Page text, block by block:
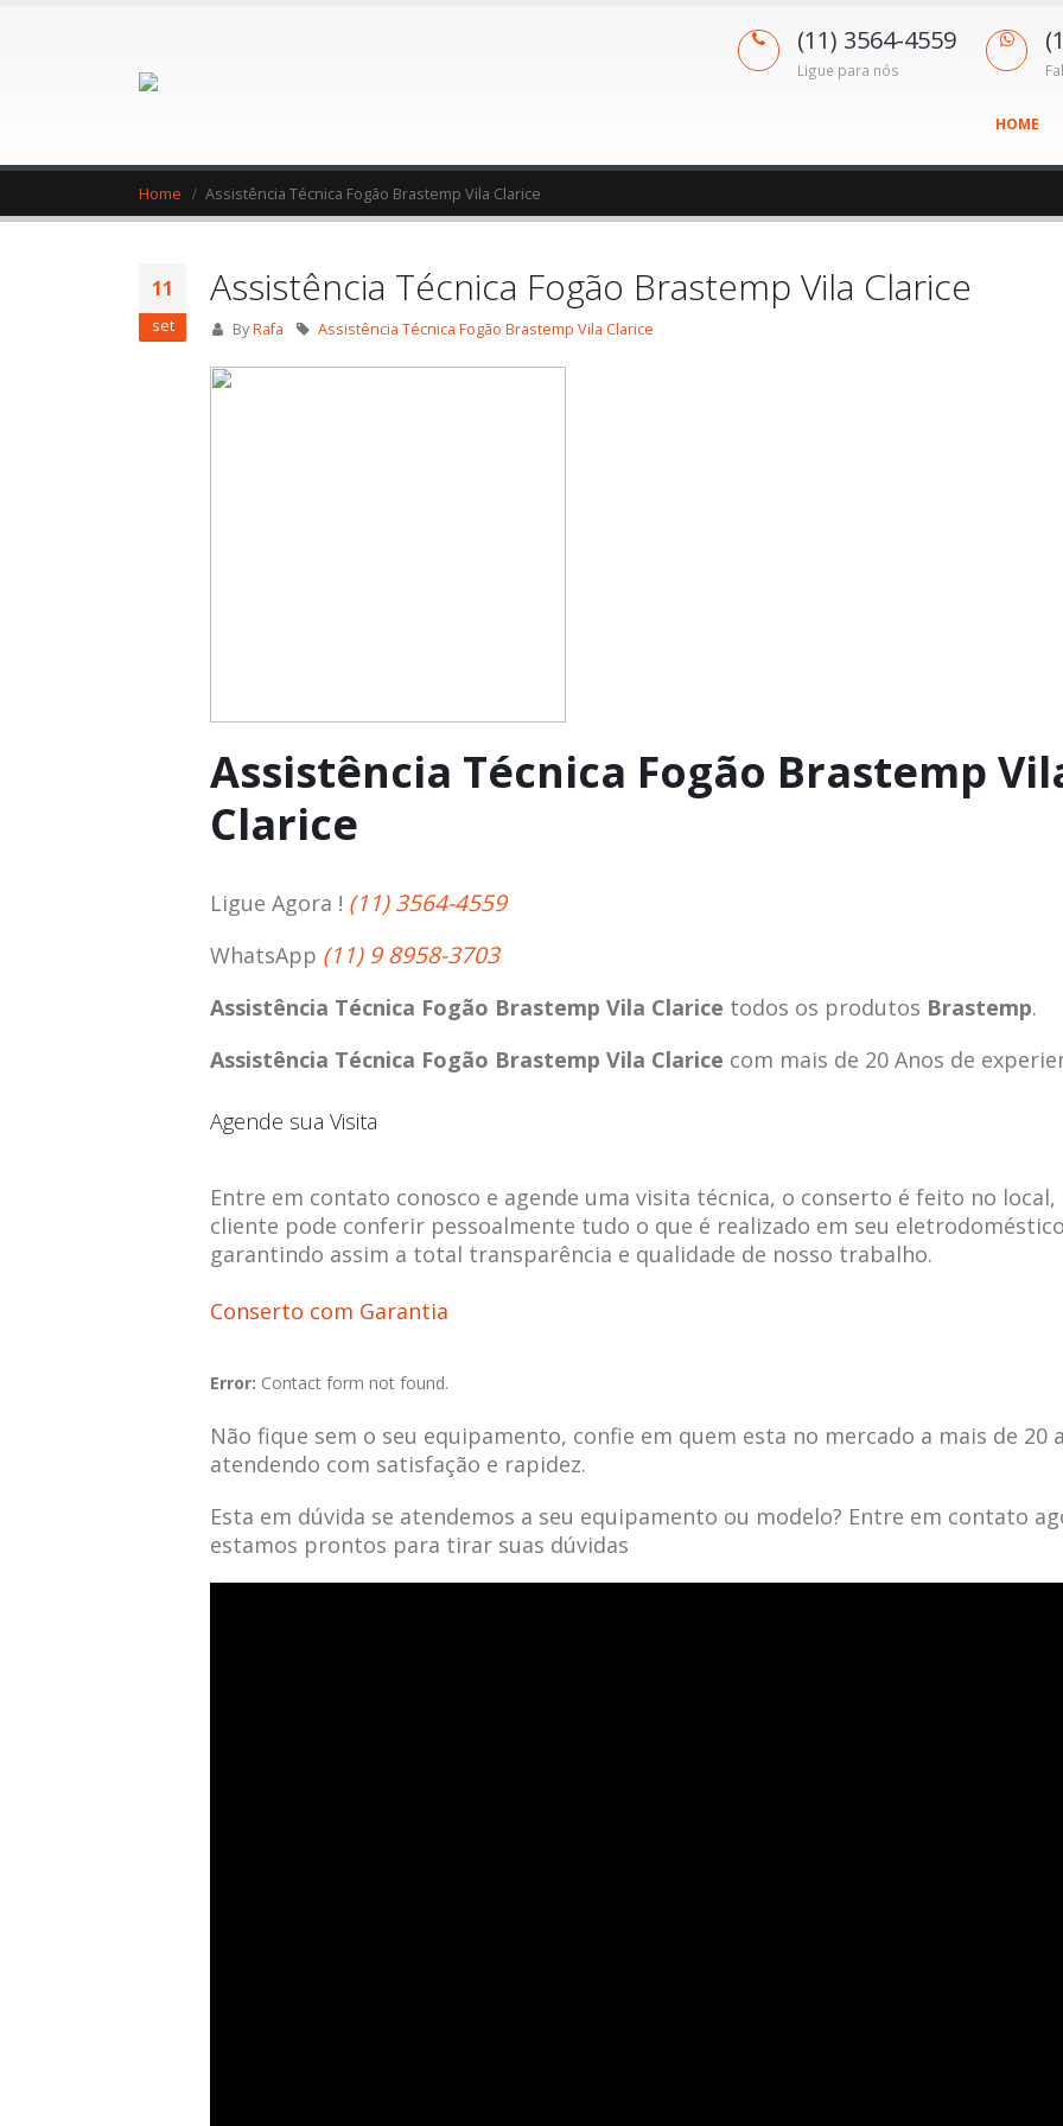
(11) 3564-4559
Ligue para nós
HOME
Home Assistência Técnica Fogão Brastemp Vila Clarice
11
set
Assistência Técnica Fogão Brastemp Vila Clarice
ByRafa Assistência Técnica Fogão Brastemp Vila Clarice
Assistência Técnica Fogão Brastemp
Clarice
Ligue Agora ! (11) 3564-4559
WhatsApp (11) 9 8958-3703
Assistência Técnica Fogão Brastemp Vila Clarice todos os produtos Brastemp.
Assistência Técnica Fogão Brastemp Vila Clarice com mais de 20 Anos de
Agende sua Visita
Entre em contato conosco e agende uma visita técnica, o conserto é feito no local,
cliente pode conferir pessoalmente tudo o que é realizado em seu
garantindo assim a total transparência e qualidade de nosso trabalho.
Conserto com Garantia
Error: Contact form not found.
Não fique sem o seu equipamento, confie em quem esta no mercado a mais de 20
atendendo com satisfação e rapidez.
Esta em dúvida se atendemos a seu equipamento ou modelo? Entre em contato
estamos prontos para tirar suas dúvidas